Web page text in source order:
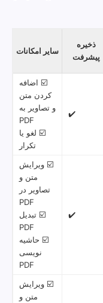
ذخیره
پیشرفت
سایر امکانات
✔️
☑️ اضافه
کردن متن
و تصاویر به
PDF
☑️ لغو یا
تکرار
✔️
☑️ ویرایش
متن و
تصاویر در
PDF
☑️ تبدیل
PDF
☑️ حاشیه
نویسی
PDF
☑️ ویرایش
متن و